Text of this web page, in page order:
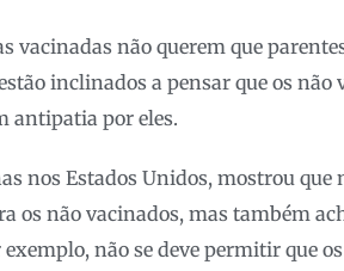
vacinadas não querem que
inclinados a pensar que os não
antipatia por eles.
nos Estados Unidos, mostrou que
os não vacinados, mas também
não se deve permitir que